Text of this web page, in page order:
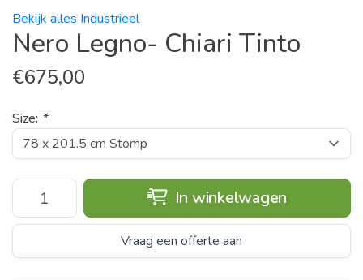
Bekijk alles Industrieel
Nero Legno- Chiari Tinto
€675,00
Size: *
In winkelwagen
Vraag een offerte aan